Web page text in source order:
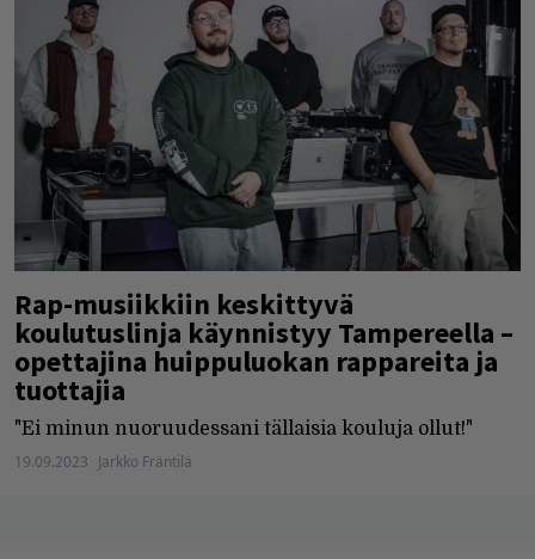
Rap-musiikkiin keskittyvä
koulutuslinja käynnistyy Tampereella –
opettajina huippuluokan rappareita ja
tuottajia
"Ei minun nuoruudessani tällaisia kouluja ollut!"
19.09.2023 Jarkko Fräntilä